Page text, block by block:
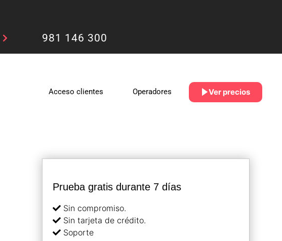
981 146 300
Acceso clientes Operadores Ver precios
Prueba gratis durante 7 días
Sin compromiso.
Sin tarjeta de crédito.
Soporte